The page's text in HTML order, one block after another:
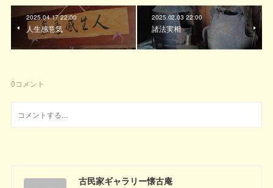
2025.04.17 22:00
人生感意気
2025.02.03 22:00
諸法実相
0コメント
古民家ギャラリー懐古庵